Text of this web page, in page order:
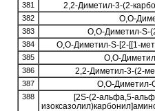
381
2,2-Диметил-3-(2-
382 O,O-
383 O,O-Диметил-S-
384 O,O-Диметил-S-[2-[[1-
385 O,O-
386 2,2-Диметил-3-(2-
387 O,O-
388
[2S-(2-альфа,5-